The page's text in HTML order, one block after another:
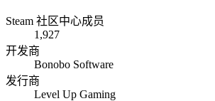
Steam 社区中心成员
1,927
开发商
Bonobo Software
发行商
Level Up Gaming